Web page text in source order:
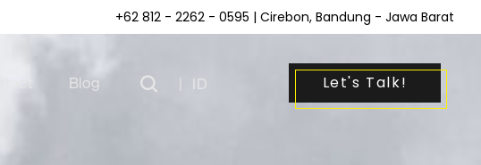
+62 812 - 2262 - 0595 | Cirebon, Bandung - Jawa Barat
Blog ID Let's Talk!